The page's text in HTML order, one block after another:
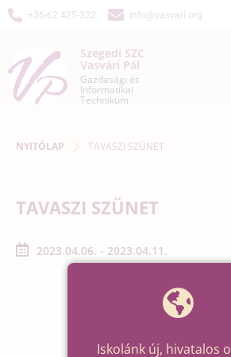
+36-62 425-322 info@vasvari.org
Szegedi SZC
Vasvári Pál
Gazdasági és
Informatikai
Technikum
NYITÓLAP TAVASZI SZÜNET
TAVASZI SZÜNET
2023.04.06. - 2023.04.11.
Iskolánk új, hivatalos